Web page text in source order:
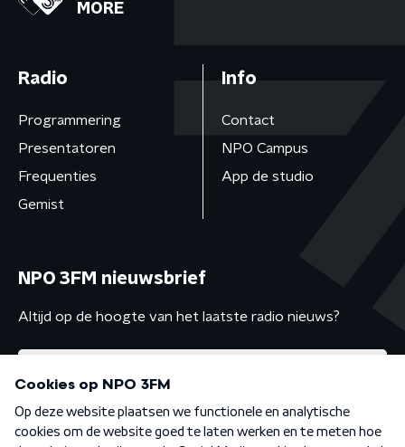
MORE
Radio
Programmering
Presentatoren
Frequenties
Gemist
Info
Contact
NPO Campus
App de studio
NPO 3FM nieuwsbrief
Altijd op de hoogte van het laatste radio nieuws?